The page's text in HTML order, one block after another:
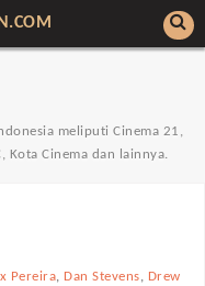
meliputi Cinema 21,
Kota Cinema dan lainnya.
Pereira, Dan Stevens, Drew